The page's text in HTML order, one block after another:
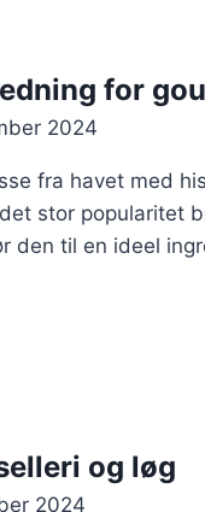
for
2024
fra havet med
stor popularitet
den til en ideel
og løg
2024